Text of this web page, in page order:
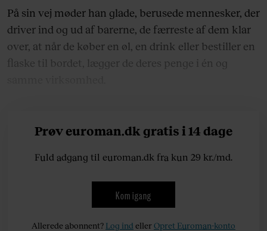
På sin vej møder han glade, berusede mennesker, der
driver ind og ud af barerne, de færreste af dem klar
over, at når de køber en øl, en drink eller bestiller en
flaske til bordet, lægger de deres penge i én og
Prøv euroman.dk gratis i 14 dage
Fuld adgang til euroman.dk fra kun 29 kr./md.
Kom igang
Allerede abonnent? Log ind ellerOpret Euroman-konto